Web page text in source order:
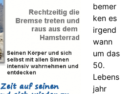
bemer
ken es
irgend
wann
um das
50.
Lebens
jahr